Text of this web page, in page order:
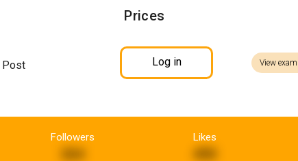
Prices
Post Log in View
Followers
264
Likes
490